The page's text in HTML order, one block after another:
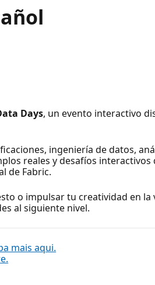
Days, un evento interactivo
ingeniería de datos,
reales y desafíos
de Fabric.
o impulsar tu creatividad en
al siguiente nivel.
mais aqui.